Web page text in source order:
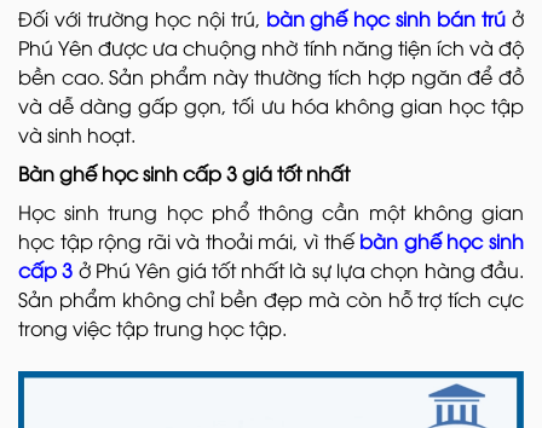
Đối với trường học nội trú, bàn ghế học sinh bán trú ở
Phú Yên được ưa chuộng nhờ tính năng tiện ích và độ
bền cao. Sản phẩm này thường tích hợp ngăn để đồ
và dễ dàng gấp gọn, tối ưu hóa không gian học tập
và sinh hoạt.
Bàn ghế học sinh cấp 3 giá tốt nhất
Học sinh trung học phổ thông cần một không gian
học tập rộng rãi và thoải mái, vì thếbàn ghế học sinh
cấp 3 ở Phú Yên giá tốt nhất là sự lựa chọn hàng đầu.
Sản phẩm không chỉ bền đẹp mà còn hỗ trợ tích cực
trong việc tập trung học tập.